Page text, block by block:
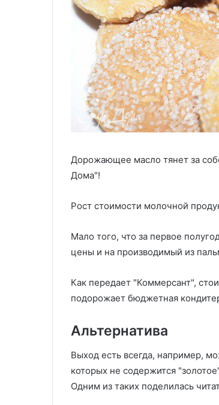
Дорожающее масло тянет за
Дома"!
Рост стоимости молочной
Мало того, что за первое
цены и на производимый из
Как передает "Коммерсант",
подорожает бюджетная
Альтернатива
Выход есть всегда, например,
которых не содержится
Одним из таких поделилась